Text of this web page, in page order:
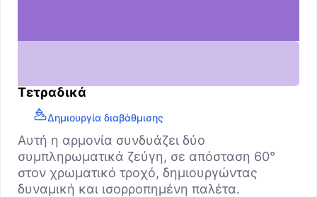
Τετραδικά
Δημιουργία διαβάθμισης
Αυτή η αρμονία συνδυάζει δύο
συμπληρωματικά ζεύγη, σε απόσταση 60°
στον χρωματικό τροχό, δημιουργώντας
δυναμική και ισορροπημένη παλέτα.